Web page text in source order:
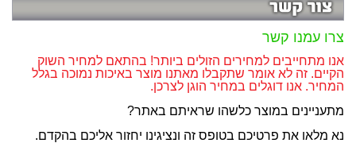
צרו עמנו קשר
אנו מתחייבים למחירים הזולים ביותר! בהתאם למחיר השוק
הקיים. זה לא אומר שתקבלו מאתנו מוצר באיכות נמוכה בגלל
המחיר. אנו דוגלים במחיר הוגן לצרכן.
מתעניינים במוצר כלשהו שראיתם באתר?
נא מלאו את פרטיכם בטופס זה ונציגינו יחזור אליכם בהקדם.